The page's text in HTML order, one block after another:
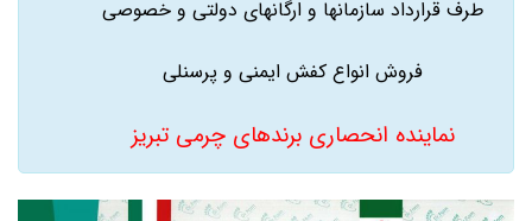
طرف قرارداد سازمانها و ارگانهای دولتی و خصوصی
فروش انواع کفش ایمنی و پرسنلی
نماینده انحصاری برندهای چرمی تبریز